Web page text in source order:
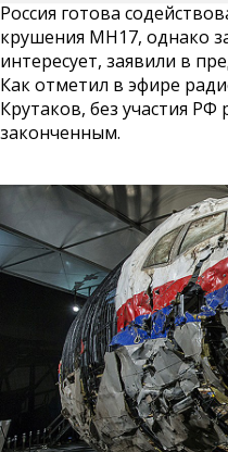
Россия готова
крушения MH17, однако
интересует, заявили в
Как отметил в эфире
Крутаков, без участия РФ
законченным.